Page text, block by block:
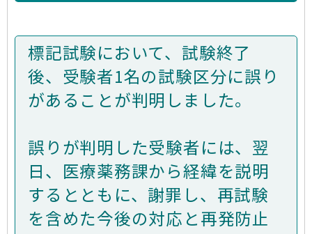
標記試験において、試験終了
後、受験者1名の試験区分に誤り
があることが判明しました。
誤りが判明した受験者には、翌
日、医療薬務課から経緯を説明
するとともに、謝罪し、再試験
を含めた今後の対応と再発防止